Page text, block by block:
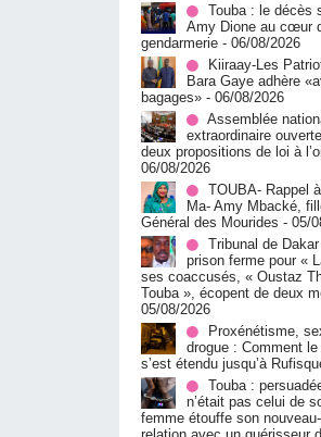
Touba : le décès
Amy Dione au cœur
gendarmerie - 06/08/2026
Kiiraay-Les
Bara Gaye adhère
bagages» - 06/08/2026
Assemblée
extraordinaire
deux propositions de loi à
06/08/2026
TOUBA- Rappel
Ma- Amy Mbacké,
Général des Mourides - 05/
Tribunal de
prison ferme pour «
ses coaccusés, « Oustaz
Touba », écopent de deux
05/08/2026
Proxénétisme,
drogue : Comment
s’est étendu jusqu’à
Touba :
n’était pas celui de
femme étouffe son